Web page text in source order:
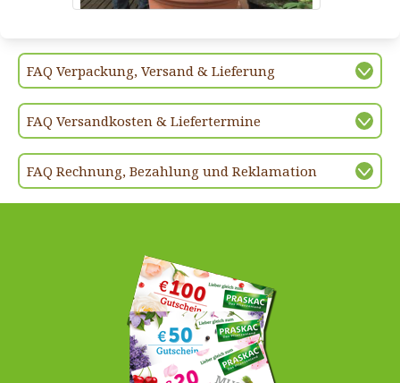
FAQ Verpackung, Versand & Lieferung
FAQ Versandkosten & Liefertermine
FAQ Rechnung, Bezahlung und Reklamation